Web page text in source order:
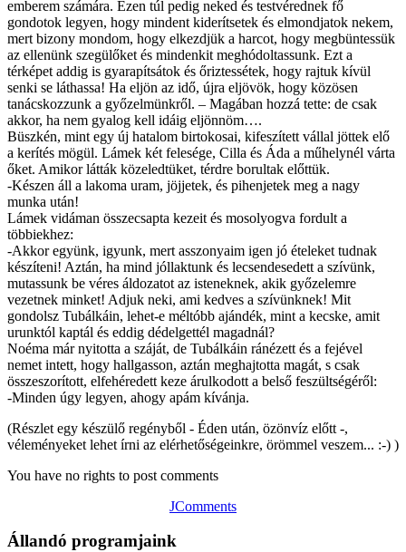
emberem számára. Ezen túl pedig neked és testvérednek fő
gondotok legyen, hogy mindent kiderítsetek és elmondjatok nekem,
mert bizony mondom, hogy elkezdjük a harcot, hogy megbüntessük
az ellenünk szegülőket és mindenkit meghódoltassunk. Ezt a
térképet addig is gyarapítsátok és őriztessétek, hogy rajtuk kívül
senki se láthassa! Ha eljön az idő, újra eljövök, hogy közösen
tanácskozzunk a győzelmünkről. – Magában hozzá tette: de csak
akkor, ha nem gyalog kell idáig eljönnöm….
Büszkén, mint egy új hatalom birtokosai, kifeszített vállal jöttek elő
a kerítés mögül. Lámek két felesége, Cilla és Áda a műhelynél várta
őket. Amikor látták közeledtüket, térdre borultak előttük.
-Készen áll a lakoma uram, jöjjetek, és pihenjetek meg a nagy
munka után!
Lámek vidáman összecsapta kezeit és mosolyogva fordult a
többiekhez:
-Akkor együnk, igyunk, mert asszonyaim igen jó ételeket tudnak
készíteni! Aztán, ha mind jóllaktunk és lecsendesedett a szívünk,
mutassunk be véres áldozatot az isteneknek, akik győzelemre
vezetnek minket! Adjuk neki, ami kedves a szívünknek! Mit
gondolsz Tubálkáin, lehet-e méltóbb ajándék, mint a kecske, amit
urunktól kaptál és eddig dédelgettél magadnál?
Noéma már nyitotta a száját, de Tubálkáin ránézett és a fejével
nemet intett, hogy hallgasson, aztán meghajtotta magát, s csak
összeszorított, elfehéredett keze árulkodott a belső feszültségéről:
-Minden úgy legyen, ahogy apám kívánja.
(Részlet egy készülő regényből - Éden után, özönvíz előtt -,
véleményeket lehet írni az elérhetőségeinkre, örömmel veszem... :-) )
You have no rights to post comments
JComments
Állandó programjaink